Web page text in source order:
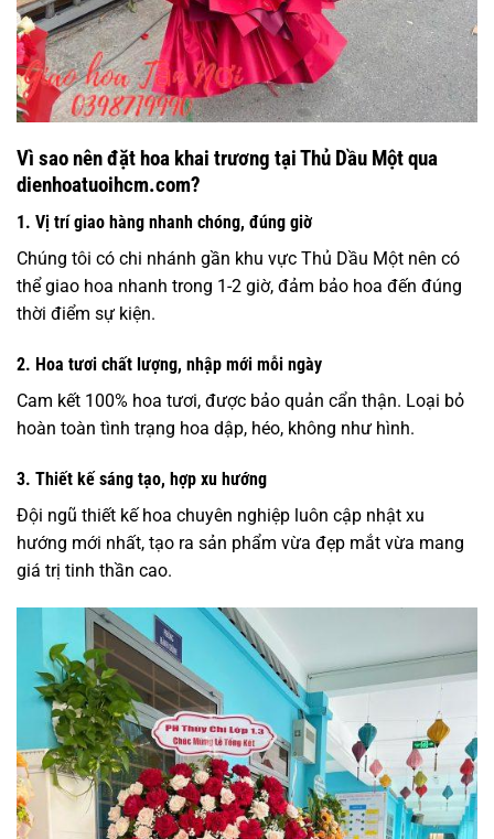
Vì sao nên đặt hoa khai trương tại Thủ Dầu Một qua
dienhoatuoihcm.com?
1. Vị trí giao hàng nhanh chóng, đúng giờ
Chúng tôi có chi nhánh gần khu vực Thủ Dầu Một nên có
thể giao hoa nhanh trong 1-2 giờ, đảm bảo hoa đến đúng
thời điểm sự kiện.
2. Hoa tươi chất lượng, nhập mới mỗi ngày
Cam kết 100% hoa tươi, được bảo quản cẩn thận. Loại bỏ
hoàn toàn tình trạng hoa dập, héo, không như hình.
3. Thiết kế sáng tạo, hợp xu hướng
Đội ngũ thiết kế hoa chuyên nghiệp luôn cập nhật xu
hướng mới nhất, tạo ra sản phẩm vừa đẹp mắt vừa mang
giá trị tinh thần cao.